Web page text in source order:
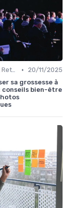
Voyages et Retraites de Bien-être •
20/11/2025
sa grossesse à
conseils bien-être